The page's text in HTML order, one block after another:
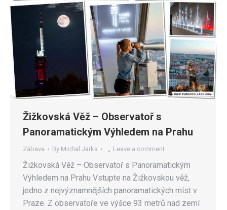
Žižkovská Věž – Observatoř s
Panoramatickým Výhledem na Prahu
Zábava By Michal Jarka Leave a comment
Žižkovská Věž – Observatoř s Panoramatickým
Výhledem na Prahu Vstupte na Žižkovskou věž,
jedno z nejvýznamnějších panoramatických míst v
Praze. Z observatoře ve výšce 93 metrů nad zemí